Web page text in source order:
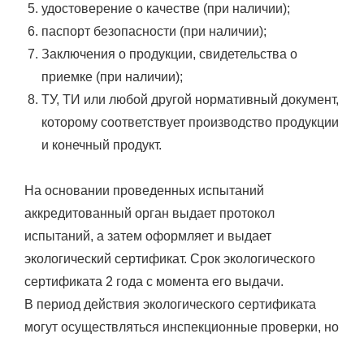
удостоверение о качестве (при наличии);
паспорт безопасности (при наличии);
Заключения о продукции, свидетельства о
приемке (при наличии);
ТУ, ТИ или любой другой нормативный документ,
которому соответствует производство продукции
и конечный продукт.
На основании проведенных испытаний
аккредитованный орган выдает протокол
испытаний, а затем оформляет и выдает
экологический сертификат. Срок экологического
сертификата 2 года с момента его выдачи.
В период действия экологического сертификата
могут осуществляться инспекционные проверки, но